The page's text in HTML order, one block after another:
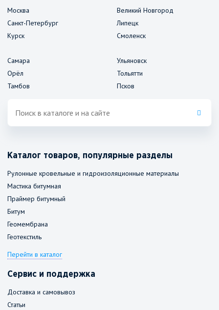
Москва
Санкт-Петербург
Курск
Великий Новгород
Липецк
Смоленск
Самара
Орёл
Тамбов
Ульяновск
Тольятти
Псков
Каталог товаров, популярные разделы
Рулонные кровельные и гидроизоляционные материалы
Мастика битумная
Праймер битумный
Битум
Геомембрана
Геотекстиль
Перейти в каталог
Сервис и поддержка
Доставка и самовывоз
Статьи